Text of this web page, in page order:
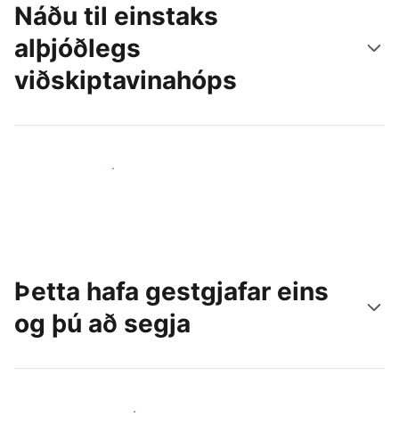
Náðu til einstaks
alþjóðlegs
viðskiptavinahóps
Náðu til nýrra gesta í dag
Þetta hafa gestgjafar eins
og þú að segja
Ganga til liðs við aðra gestgjafa